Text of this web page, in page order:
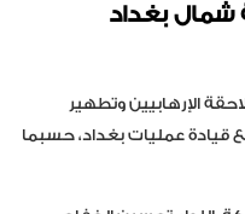
شمال بغداد
الإرهابيين وتطهير
قيادة عمليات بغداد، حسبما